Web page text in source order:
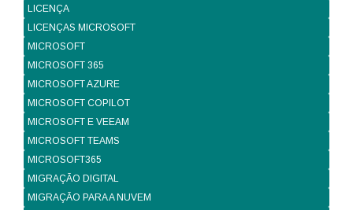
LICENÇA
LICENÇAS MICROSOFT
MICROSOFT
MICROSOFT 365
MICROSOFT AZURE
MICROSOFT COPILOT
MICROSOFT E VEEAM
MICROSOFT TEAMS
MICROSOFT365
MIGRAÇÃO DIGITAL
MIGRAÇÃO PARA A NUVEM